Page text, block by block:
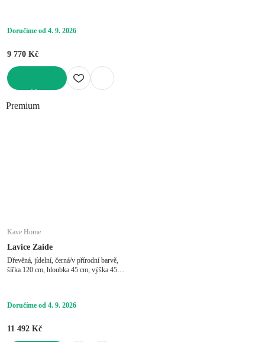
Doručíme od 4. 9. 2026
9 770 Kč
Premium
Kave Home
Lavice Zaide
Dřevěná, jídelní, černá/v přírodní barvě,
šířka 120 cm, hloubka 45 cm, výška 45
Doručíme od 4. 9. 2026
11 492 Kč